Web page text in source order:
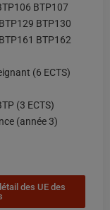
BTP107
BTP130
BTP162
(6 ECTS)
(3 ECTS)
(année 3)
des UE des